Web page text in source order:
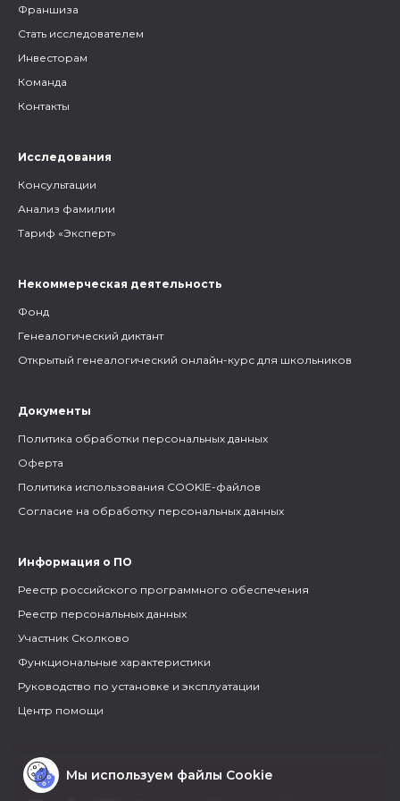
Франшиза
Стать исследователем
Инвесторам
Команда
Контакты
Исследования
Консультации
Анализ фамилии
Тариф «Эксперт»
Некоммерческая деятельность
Фонд
Генеалогический диктант
Открытый генеалогический онлайн-курс для школьников
Документы
Политика обработки персональных данных
Оферта
Политика использования COOKIE-файлов
Согласие на обработку персональных данных
Информация о ПО
Реестр российского программного обеспечения
Реестр персональных данных
Участник Сколково
Функциональные характеристики
Руководство по установке и эксплуатации
Центр помощи
Мы используем файлы Cookie